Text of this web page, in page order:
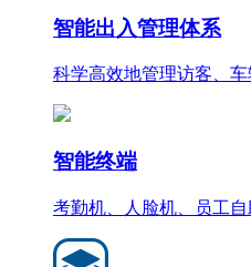
智能出入管理体系
科学高效地管理访客、
智能终端
考勤机、人脸机、员工